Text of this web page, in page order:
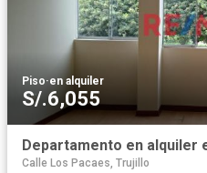
Piso·en alquiler
S/.6,055
Calle Los Pacaes, Trujillo